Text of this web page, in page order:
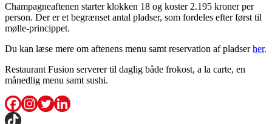
Champagneaftenen starter klokken 18 og koster 2.195 kroner per
person. Der er et begrænset antal pladser, som fordeles efter først til
mølle-princippet.
Du kan læse mere om aftenens menu samt reservation af pladserher.
Restaurant Fusion serverer til daglig både frokost, a la carte, en
månedlig menu samt sushi.